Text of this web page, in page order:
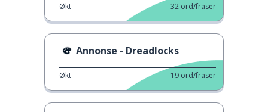
Økt 32 ord/fraser
Annonse - Dreadlocks
Økt 19 ord/fraser